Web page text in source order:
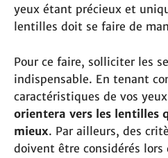
yeux étant précieux et
lentilles doit se faire de
Pour ce faire, solliciter les
indispensable. En tenant
caractéristiques de vos
orientera vers les lentilles
mieux. Par ailleurs, des
doivent être considérés lors